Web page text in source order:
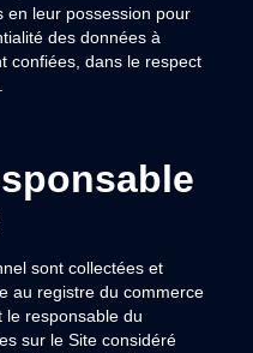
en leur possession pour
des données à
confiées, dans le respect
sont collectées et
au registre du commerce
le responsable du
sur le Site considéré